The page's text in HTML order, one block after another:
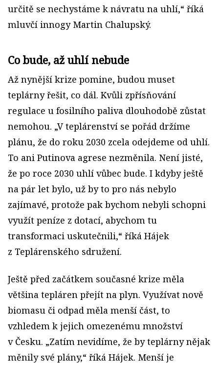
určitě se nechystáme k návratu na uhlí,“ říká
mluvčí innogy Martin Chalupský.
Co bude, až uhlí nebude
Až nynější krize pomine, budou muset
teplárny řešit, co dál. Kvůli zpřísňování
regulace u fosilního paliva dlouhodobě zůstat
nemohou. „V teplárenství se pořád držíme
plánu, že do roku 2030 zcela odej­deme od uhlí.
To ani Putinova agrese nezměnila. Není jisté,
že po roce 2030 uhlí vůbec bude. I kdyby ještě
na pár let bylo, už by to pro nás nebylo
zajímavé, protože pak bychom nebyli schopni
využít peníze z dotací, abychom tu
transformaci uskutečnili,“ říká Hájek
z Teplárenského sdružení.
Ještě před začátkem současné krize měla
většina tepláren přejít na plyn. Využívat nově
biomasu či odpad měla menší část, to
vzhledem k jejich omezenému množství
v Česku. „Zatím nevidíme, že by teplárny nějak
měnily své plány,“ říká Hájek. Menší je